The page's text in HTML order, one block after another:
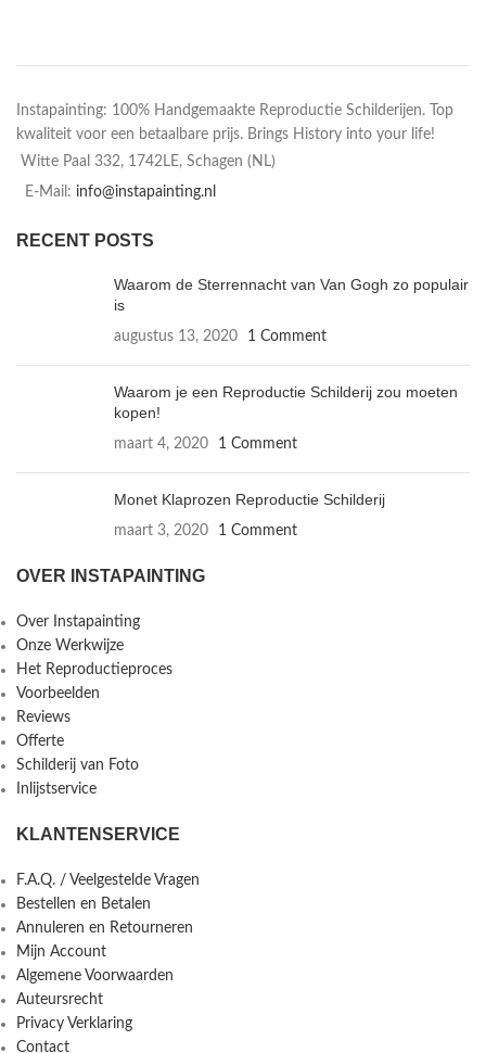
Instapainting: 100% Handgemaakte Reproductie Schilderijen. Top
kwaliteit voor een betaalbare prijs. Brings History into your life!
Witte Paal 332, 1742LE, Schagen (NL)
E-Mail: info@instapainting.nl
RECENT POSTS
Waarom de Sterrennacht van Van Gogh zo populair
is
augustus 13, 2020 1 Comment
Waarom je een Reproductie Schilderij zou moeten
kopen!
maart 4, 2020 1 Comment
Monet Klaprozen Reproductie Schilderij
maart 3, 2020 1 Comment
OVER INSTAPAINTING
Over Instapainting
Onze Werkwijze
Het Reproductieproces
Voorbeelden
Reviews
Offerte
Schilderij van Foto
Inlijstservice
KLANTENSERVICE
F.A.Q. / Veelgestelde Vragen
Bestellen en Betalen
Annuleren en Retourneren
Mijn Account
Algemene Voorwaarden
Auteursrecht
Privacy Verklaring
Contact